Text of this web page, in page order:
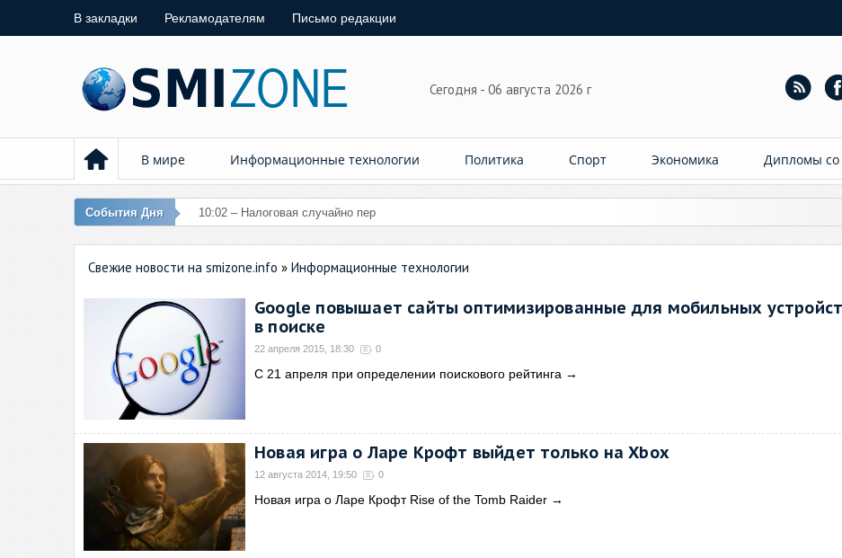
В закладки Рекламодателям Письмо редакции
Сегодня - 06 августа 2026 г
В мире Информационные технологии Политика Спорт Экономика Дипломы со
События Дня 10:02 – Налоговая случайно перечислила 76 млн
Свежие новости на smizone.info » Информационные технологии
Google повышает сайты оптимизированные для мобильных
в поиске
22 апреля 2015, 18:30 0
С 21 апреля при определении поискового рейтинга →
Новая игра о Ларе Крофт выйдет только на Xbox
12 августа 2014, 19:50 0
Новая игра о Ларе Крофт Rise of the Tomb Raider →